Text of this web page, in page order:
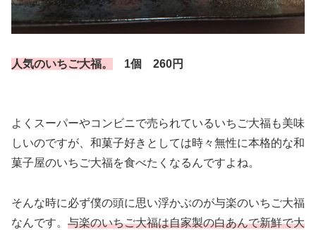
人気のいちご大福。 1個 260円
よくスーパーやコンビニで売られているいちご大福も美味
しいのですが、和菓子好きとしては時々無性に本格的な和
菓子屋のいちご大福を食べたくなるんですよね。
そんな時に必ず僕の頭に思い浮かぶのが与楽のいちご大福
なんです。 与楽のいちご大福は自家製の白あんで新鮮で大